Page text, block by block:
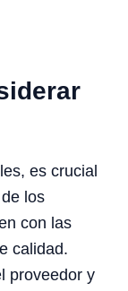
es crucial
los
con las
calidad.
proveedor y